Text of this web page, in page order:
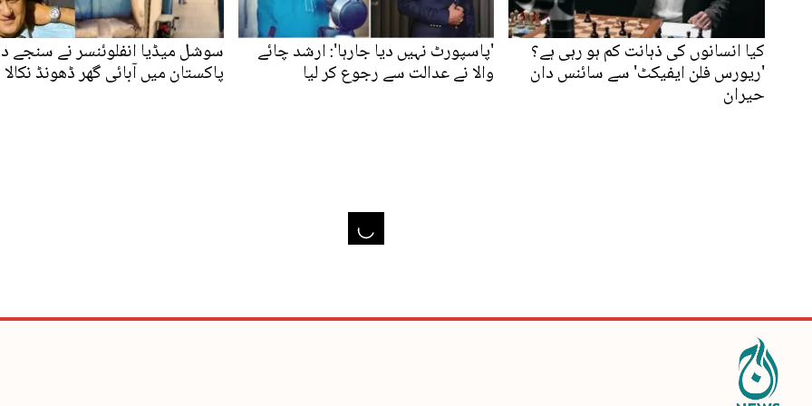
کیا انسانوں کی ذہانت کم ہو رہی ہے؟
'ریورس فلن ایفیکٹ' سے سائنس دان
حیران
'پاسپورٹ نہیں دیا جارہا': ارشد چائے
والا نے عدالت سے رجوع کر لیا
سوشل میڈیا انفلوئنسر نے سنجے
پاکستان میں آبائی گھر ڈھونڈ نکالا